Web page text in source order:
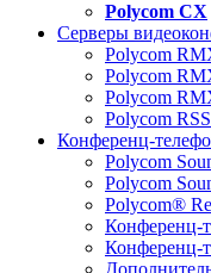
Polycom CX
Серверы
Polycom
Polycom
Polycom
Polycom
Конференц-
Polycom
Polycom
Polycom®
Конференц-
Конференц-